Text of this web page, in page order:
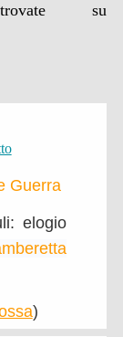
su
Guerra
elogio
)